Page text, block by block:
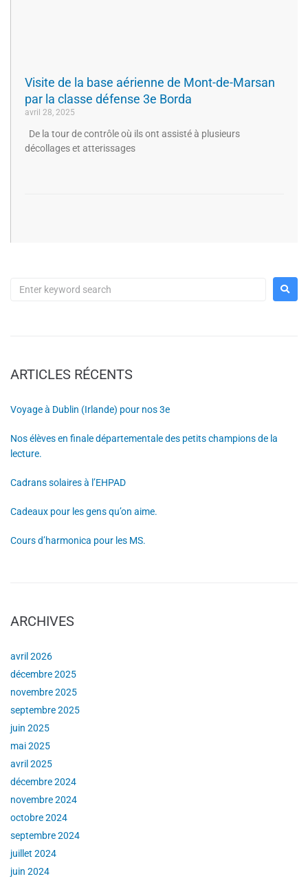
Visite de la base aérienne de Mont-de-Marsan
par la classe défense 3e Borda
avril 28, 2025
De la tour de contrôle où ils ont assisté à plusieurs
décollages et atterissages
ARTICLES RÉCENTS
Voyage à Dublin (Irlande) pour nos 3e
Nos élèves en finale départementale des petits champions de la
lecture.
Cadrans solaires à l’EHPAD
Cadeaux pour les gens qu’on aime.
Cours d’harmonica pour les MS.
ARCHIVES
avril 2026
décembre 2025
novembre 2025
septembre 2025
juin 2025
mai 2025
avril 2025
décembre 2024
novembre 2024
octobre 2024
septembre 2024
juillet 2024
juin 2024